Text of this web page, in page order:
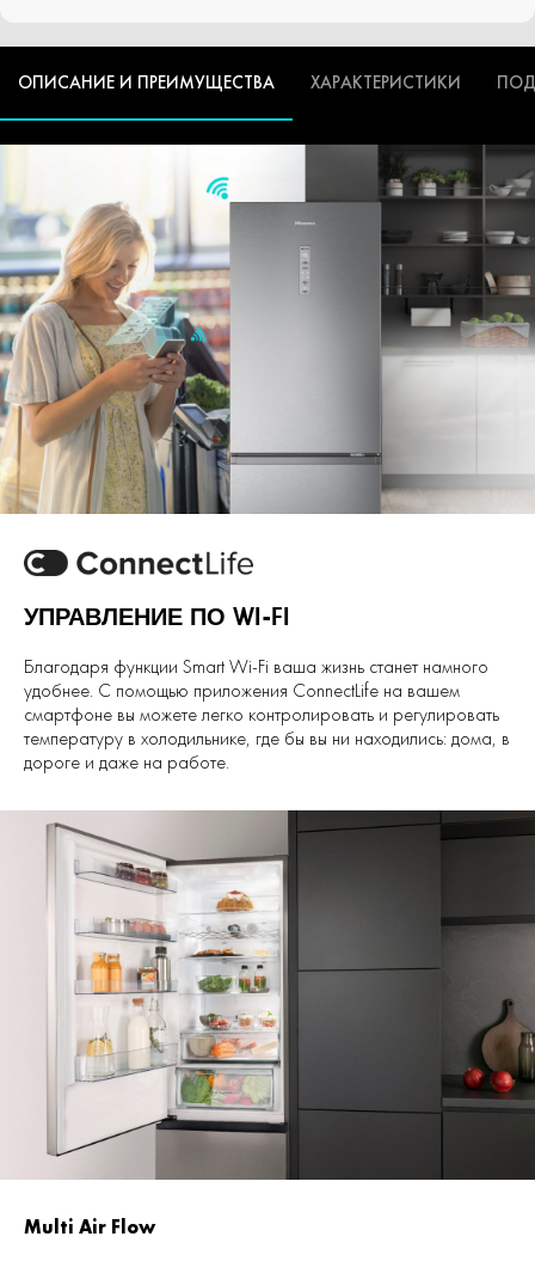
ОПИСАНИЕ И ПРЕИМУЩЕСТВА ХАРАКТЕРИСТИКИ
УПРАВЛЕНИЕ ПО WI-FI
Благодаря функции Smart Wi-Fi ваша жизнь станет намного
удобнее. С помощью приложения ConnectLife на вашем
смартфоне вы можете легко контролировать и регулировать
температуру в холодильнике, где бы вы ни находились: дома, в
дороге и даже на работе.
Multi Air Flow